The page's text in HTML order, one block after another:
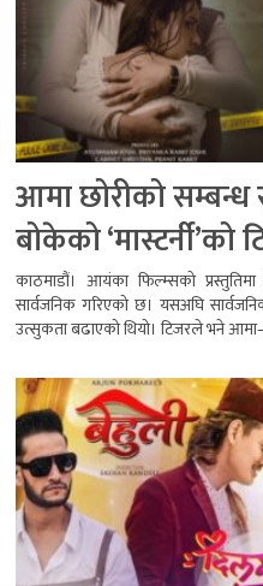
आमा छोरीको
बोकेको
काठमाडौं। आयंका फिल्म्सको प्रस्तुतिमा
सार्वजनिक गरिएको छ। यसअघि
उत्सुकता बढाएको थियो। टिजरले भने